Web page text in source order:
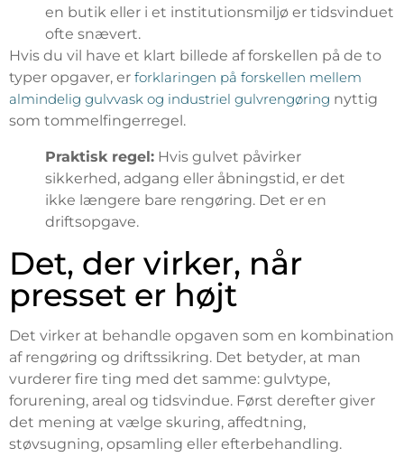
en butik eller i et institutionsmiljø er tidsvinduet
ofte snævert.
Hvis du vil have et klart billede af forskellen på de to
typer opgaver, er forklaringen på forskellen mellem
almindelig gulvvask og industriel gulvrengøring nyttig
som tommelfingerregel.
Praktisk regel: Hvis gulvet påvirker
sikkerhed, adgang eller åbningstid, er det
ikke længere bare rengøring. Det er en
driftsopgave.
Det, der virker, når
presset er højt
Det virker at behandle opgaven som en kombination
af rengøring og driftssikring. Det betyder, at man
vurderer fire ting med det samme: gulvtype,
forurening, areal og tidsvindue. Først derefter giver
det mening at vælge skuring, affedtning,
støvsugning, opsamling eller efterbehandling.